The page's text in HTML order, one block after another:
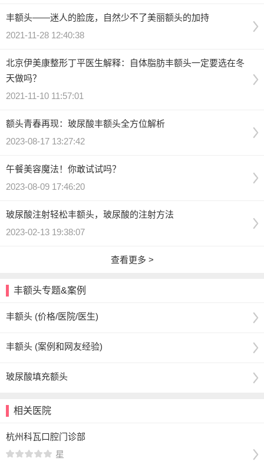
丰额头——迷人的脸庞，自然少不了美丽额头的加持
2021-11-28 12:40:38
北京伊美康整形丁平医生解释：自体脂肪丰额头一定要选在冬
天做吗？
2021-11-10 11:57:01
额头青春再现：玻尿酸丰额头全方位解析
2023-08-17 13:27:42
午餐美容魔法！你敢试试吗？
2023-08-09 17:46:20
玻尿酸注射轻松丰额头，玻尿酸的注射方法
2023-02-13 19:38:07
查看更多 >
丰额头专题&案例
丰额头 (价格/医院/医生)
丰额头 (案例和网友经验)
玻尿酸填充额头
相关医院
杭州科瓦口腔门诊部
星